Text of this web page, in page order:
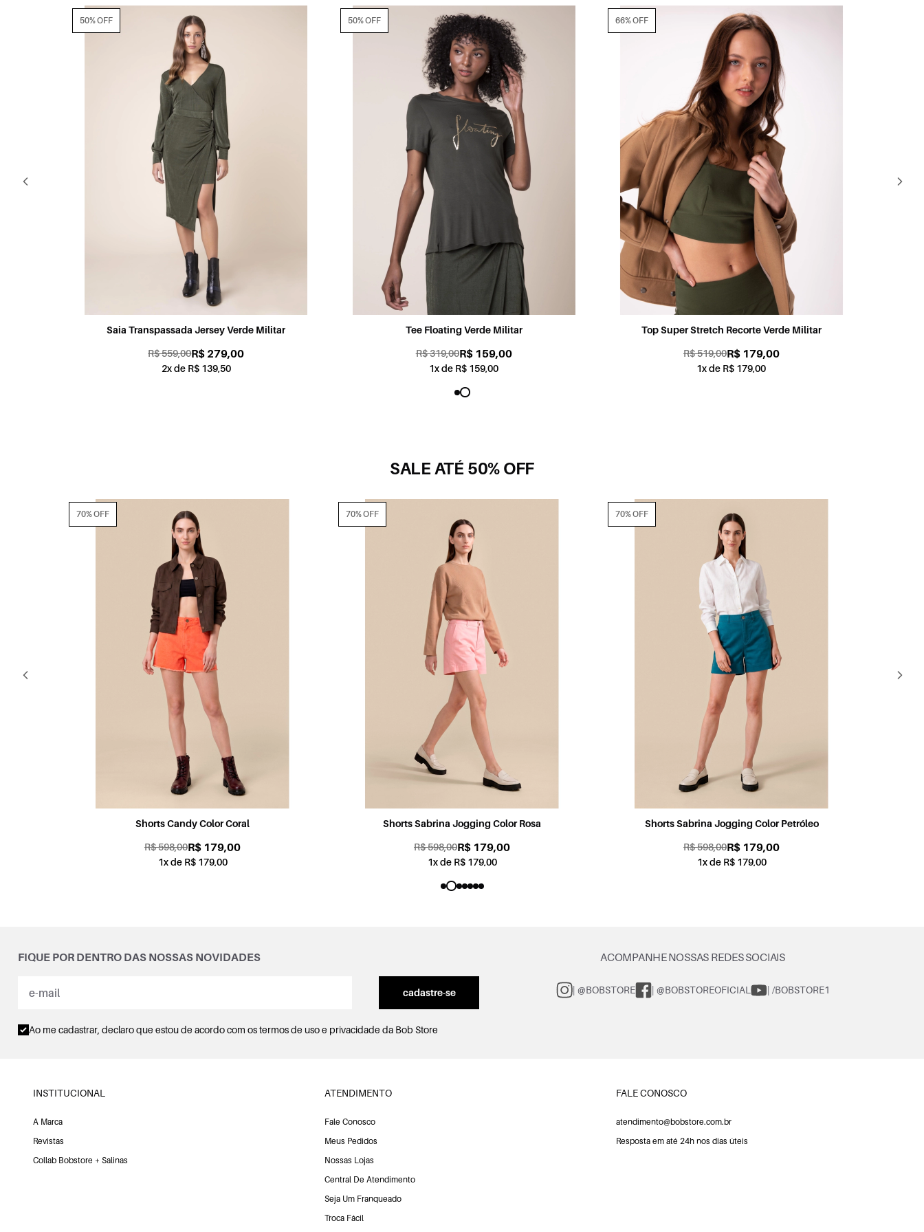
Saia Transpassada Jersey Verde Militar
R$ 559,00R$ 279,00
2x de R$ 139,50
50% OFF
Tee Floating Verde Militar
R$ 319,00R$ 159,00
1x de R$ 159,00
50% OFF
Top Super Stretch Recorte Verde Militar
R$ 519,00R$ 179,00
1x de R$ 179,00
66% OFF
SALE ATÉ 50% OFF
Shorts Candy Color Coral
R$ 598,00R$ 179,00
1x de R$ 179,00
70% OFF
Shorts Sabrina Jogging Color Rosa
R$ 598,00R$ 179,00
1x de R$ 179,00
70% OFF
Shorts Sabrina Jogging Color Petróleo
R$ 598,00R$ 179,00
1x de R$ 179,00
70% OFF
FIQUE POR DENTRO DAS NOSSAS NOVIDADES
cadastre-se
Ao me cadastrar, declaro que estou de acordo com ostermos de uso e privacidadeda Bob Store
ACOMPANHE NOSSAS REDES SOCIAIS
| @BOBSTORE | @BOBSTOREOFICIAL | /BOBSTORE1
INSTITUCIONAL
A Marca
Revistas
Collab Bobstore + Salinas
ATENDIMENTO
Fale Conosco
Meus Pedidos
Nossas Lojas
Central De Atendimento
Seja Um Franqueado
Troca Fácil
FALE CONOSCO
atendimento@bobstore.com.br
Resposta em até 24h nos dias úteis